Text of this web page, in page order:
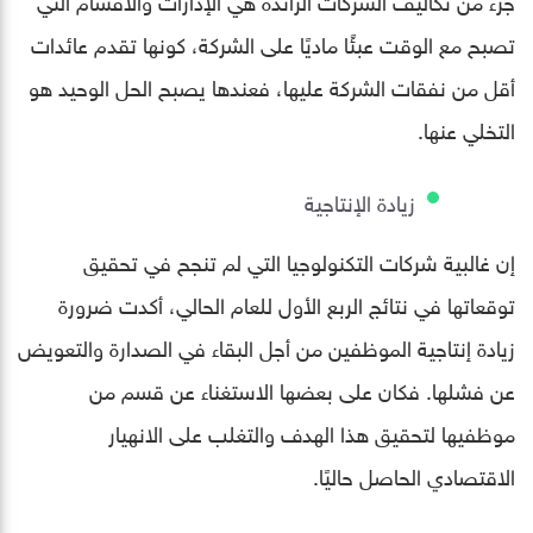
تصبح مع الوقت عبئًا ماديًا على الشركة، كونها تقدم عائدات
أقل من نفقات الشركة عليها، فعندها يصبح الحل الوحيد هو
التخلي عنها.
زيادة الإنتاجية
إن غالبية شركات التكنولوجيا التي لم تنجح في تحقيق
توقعاتها في نتائج الربع الأول للعام الحالي، أكدت ضرورة
زيادة إنتاجية الموظفين من أجل البقاء في الصدارة والتعويض
عن فشلها. فكان على بعضها الاستغناء عن قسم من
موظفيها لتحقيق هذا الهدف والتغلب على الانهيار
الاقتصادي الحاصل حاليًا.